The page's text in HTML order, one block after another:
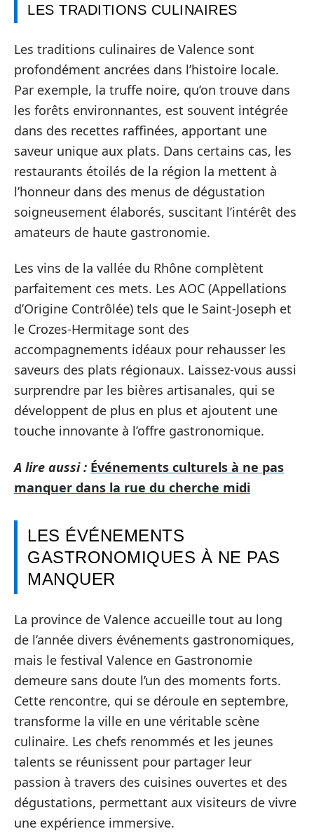
LES TRADITIONS CULINAIRES
Les traditions culinaires de Valence sont
profondément ancrées dans l’histoire locale.
Par exemple, la truffe noire, qu’on trouve dans
les forêts environnantes, est souvent intégrée
dans des recettes raffinées, apportant une
saveur unique aux plats. Dans certains cas, les
restaurants étoilés de la région la mettent à
l’honneur dans des menus de dégustation
soigneusement élaborés, suscitant l’intérêt des
amateurs de haute gastronomie.
Les vins de la vallée du Rhône complètent
parfaitement ces mets. Les AOC (Appellations
d’Origine Contrôlée) tels que le Saint-Joseph et
le Crozes-Hermitage sont des
accompagnements idéaux pour rehausser les
saveurs des plats régionaux. Laissez-vous aussi
surprendre par les bières artisanales, qui se
développent de plus en plus et ajoutent une
touche innovante à l’offre gastronomique.
A lire aussi : Événements culturels à ne pas
manquer dans la rue du cherche midi
LES ÉVÉNEMENTS
GASTRONOMIQUES À NE PAS
MANQUER
La province de Valence accueille tout au long
de l’année divers événements gastronomiques,
mais le festival Valence en Gastronomie
demeure sans doute l’un des moments forts.
Cette rencontre, qui se déroule en septembre,
transforme la ville en une véritable scène
culinaire. Les chefs renommés et les jeunes
talents se réunissent pour partager leur
passion à travers des cuisines ouvertes et des
dégustations, permettant aux visiteurs de vivre
une expérience immersive.